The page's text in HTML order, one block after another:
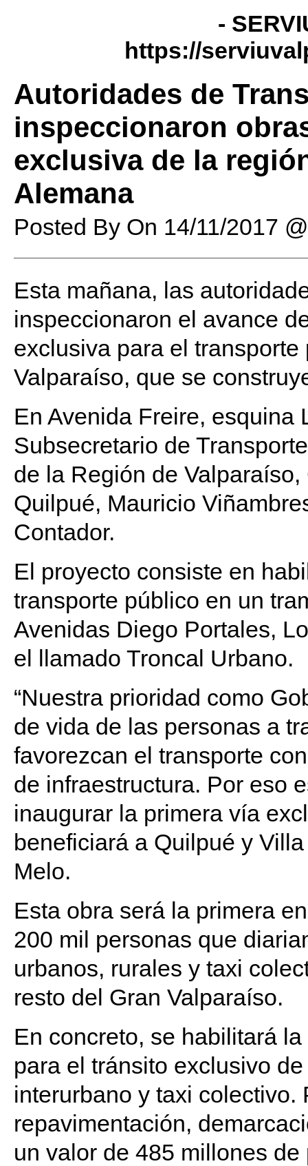
-
https://
Autoridades de
inspeccionaron
exclusiva de la
Alemana
Posted By On 14/11/2017
Esta mañana, las
inspeccionaron el avance
exclusiva para el
Valparaíso, que se
En Avenida Freire, esquina
Subsecretario de
de la Región de
Quilpué, Mauricio
Contador.
El proyecto consiste en
transporte público en un
Avenidas Diego Portales,
el llamado Troncal Urbano.
“Nuestra prioridad como
de vida de las personas a
favorezcan el transporte
de infraestructura. Por eso
inaugurar la primera vía
beneficiará a Quilpué y
Melo.
Esta obra será la primera
200 mil personas que
urbanos, rurales y taxi
resto del Gran Valparaíso.
En concreto, se habilitará
para el tránsito exclusivo
interurbano y taxi
repavimentación,
un valor de 485 millones